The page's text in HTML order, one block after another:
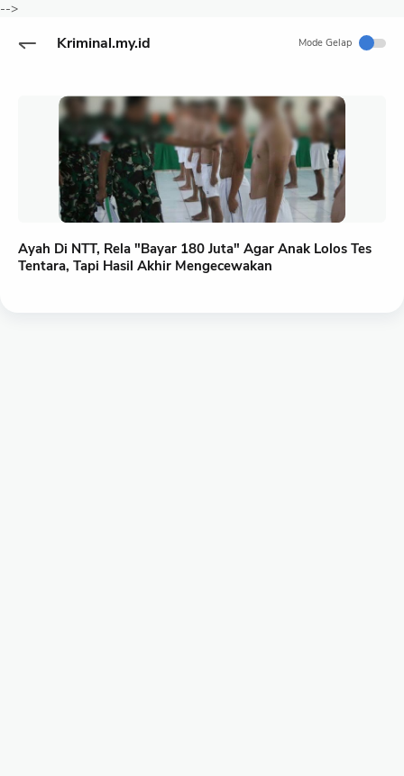
-->
Kriminal.my.id Mode Gelap
Ayah Di NTT, Rela "Bayar 180 Juta" Agar Anak Lolos Tes
Tentara, Tapi Hasil Akhir Mengecewakan